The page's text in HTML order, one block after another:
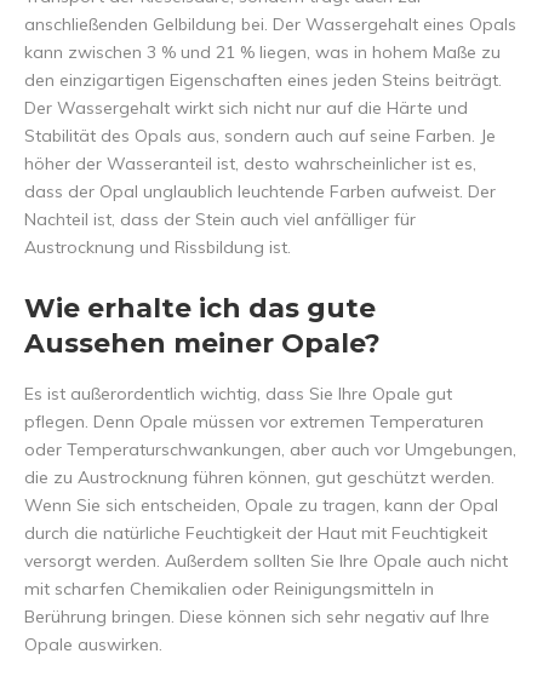
anschließenden Gelbildung bei. Der Wassergehalt eines Opals
kann zwischen 3 % und 21 % liegen, was in hohem Maße zu
den einzigartigen Eigenschaften eines jeden Steins beiträgt.
Der Wassergehalt wirkt sich nicht nur auf die Härte und
Stabilität des Opals aus, sondern auch auf seine Farben. Je
höher der Wasseranteil ist, desto wahrscheinlicher ist es,
dass der Opal unglaublich leuchtende Farben aufweist. Der
Nachteil ist, dass der Stein auch viel anfälliger für
Austrocknung und Rissbildung ist.
Wie erhalte ich das gute
Aussehen meiner Opale?
Es ist außerordentlich wichtig, dass Sie Ihre Opale gut
pflegen. Denn Opale müssen vor extremen Temperaturen
oder Temperaturschwankungen, aber auch vor Umgebungen,
die zu Austrocknung führen können, gut geschützt werden.
Wenn Sie sich entscheiden, Opale zu tragen, kann der Opal
durch die natürliche Feuchtigkeit der Haut mit Feuchtigkeit
versorgt werden. Außerdem sollten Sie Ihre Opale auch nicht
mit scharfen Chemikalien oder Reinigungsmitteln in
Berührung bringen. Diese können sich sehr negativ auf Ihre
Opale auswirken.